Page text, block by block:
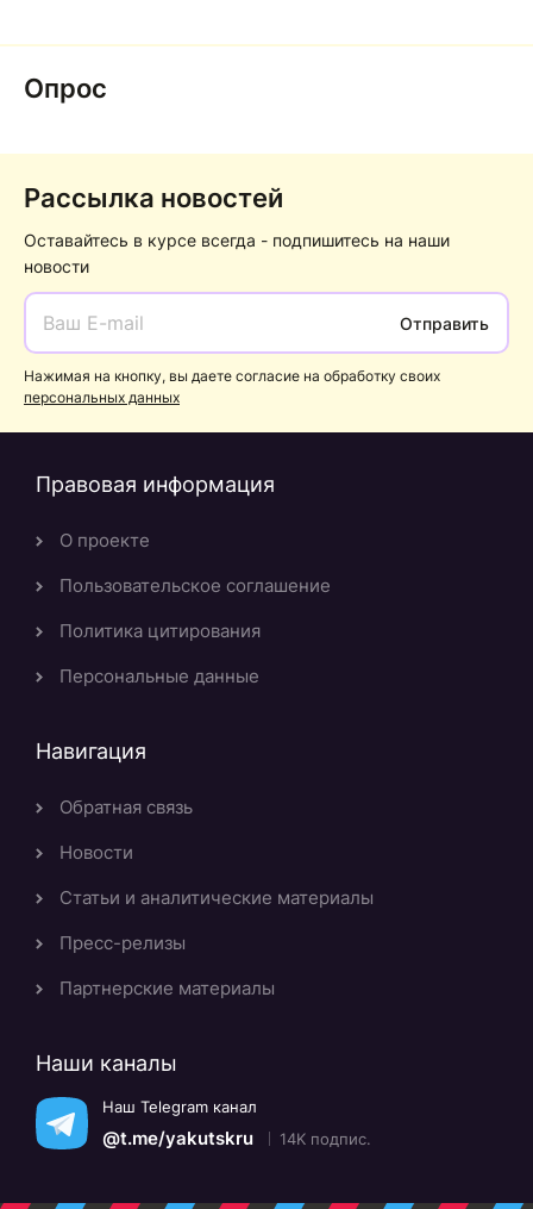
Опрос
Рассылка новостей
Оставайтесь в курсе всегда - подпишитесь на наши
новости
Отправить
Нажимая на кнопку, вы даете согласие на обработку своих
персональных данных
Правовая информация
О проекте
Пользовательское соглашение
Политика цитирования
Персональные данные
Навигация
Обратная связь
Новости
Статьи и аналитические материалы
Пресс-релизы
Партнерские материалы
Наши каналы
Наш Telegram канал
@t.me/yakutskru 14K подпис.